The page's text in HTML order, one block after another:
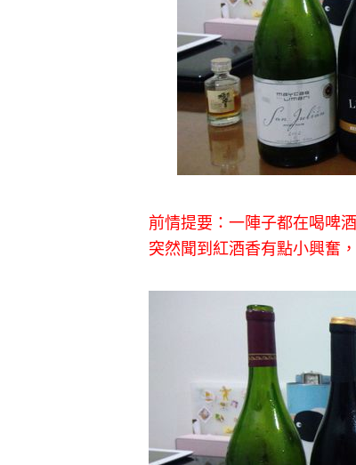
前情提要：一陣子都在喝啤酒
突然聞到紅酒香有點小興奮